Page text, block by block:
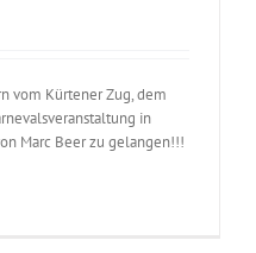
vom Kürtener Zug, dem
in
Marc Beer zu gelangen!!!